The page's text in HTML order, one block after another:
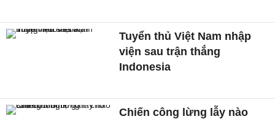
Tuyển thủ Việt Nam nhập
viện sau trận thắng
Indonesia
Chiến công lừng lẫy nào